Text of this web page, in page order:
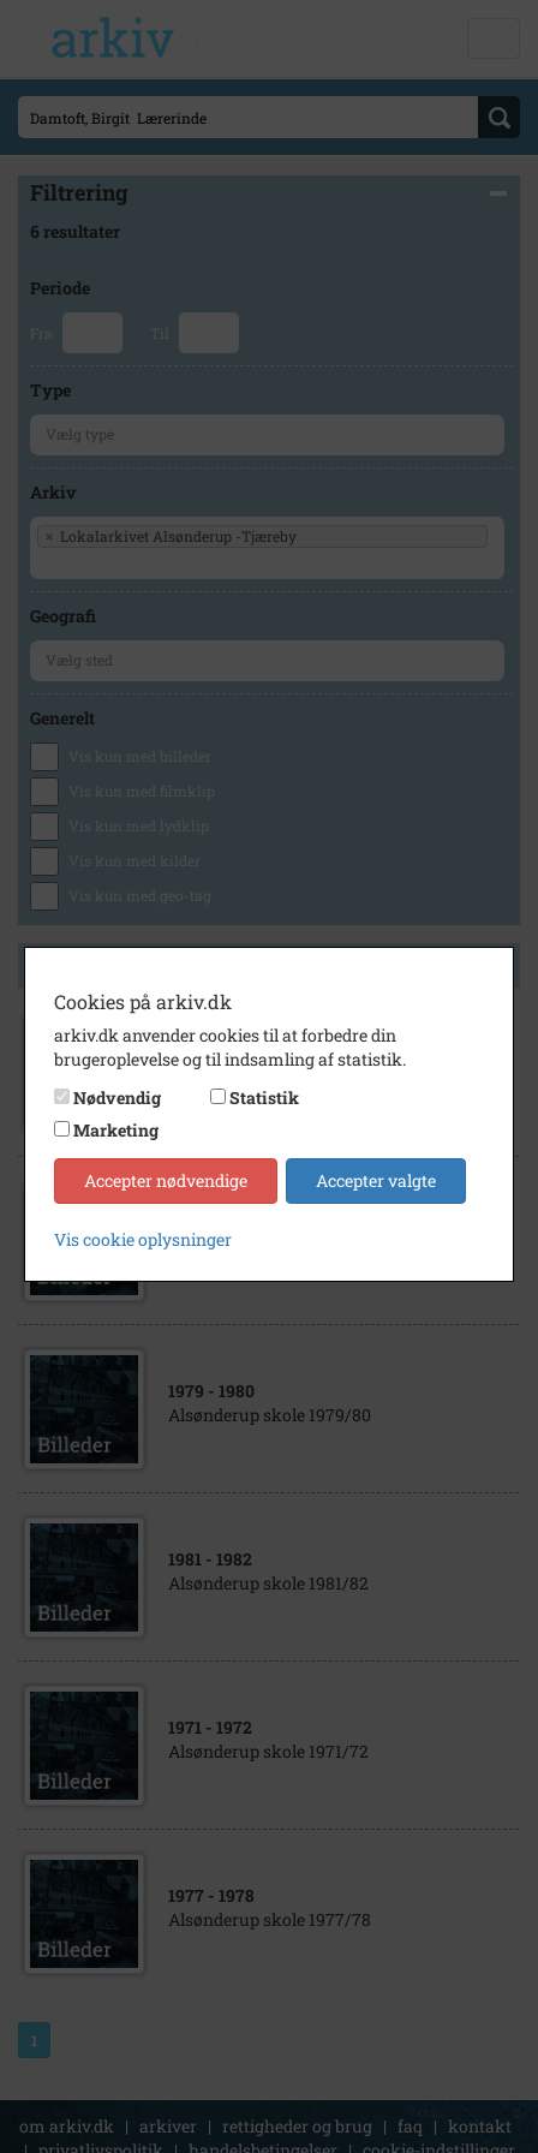
Filtrering
6 resultater
Periode
Fra Til
Type
Arkiv
× Lokalarkivet Alsønderup -Tjæreby
Geografi
Generelt
Vis kun med billeder
Vis kun med filmklip
Vis kun med lydklip
Vis kun med kilder
Vis kun med geo-tag
1972- 1973
Alsønderup skole 1988/89
1979 - 1980
Alsønderup skole 1979/80
1981 - 1982
Alsønderup skole 1981/82
1971 - 1972
Alsønderup skole 1971/72
1977 - 1978
Alsønderup skole 1977/78
1
om arkiv.dk | arkiver | rettigheder og brug | faq | kontakt
Cookies på arkiv.dk
arkiv.dk anvender cookies til at forbedre din
brugeroplevelse og til indsamling af statistik.
Nødvendig
Statistik
Marketing
Accepter nødvendige Accepter valgte
Vis cookie oplysninger